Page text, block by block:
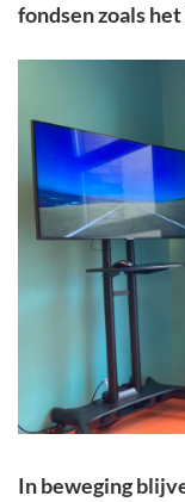
fondsen zoals het
In beweging